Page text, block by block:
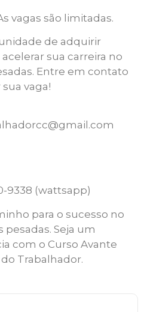
vagas são limitadas.
de adquirir
sua carreira no
Entre em contato
vaga!
9338 (wattsapp)
para o sucesso no
Seja um
com o Curso Avante
Trabalhador.